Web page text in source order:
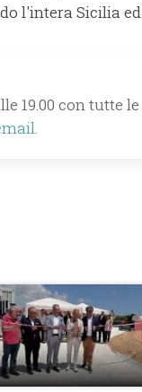
l'intera Sicilia ed
19.00 con tutte le